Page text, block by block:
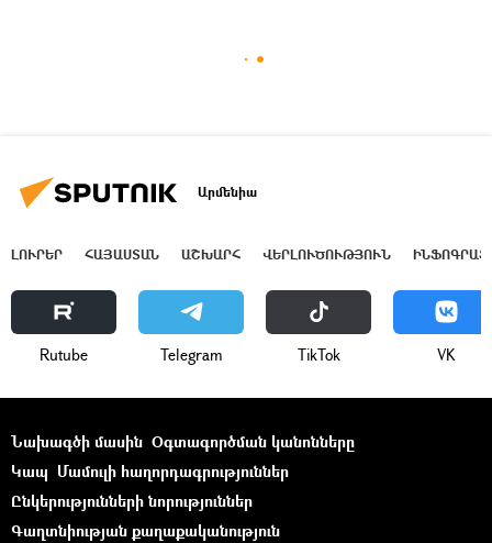
Արմենիա
ԼՈՒՐԵՐ ՀԱՅԱՍՏԱՆ ԱՇԽԱՐՀ ՎԵՐԼՈՒԾՈՒԹՅՈՒՆ
Rutube Telegram ТikТоk VK
Նախագծի մասին Օգտագործման կանոնները
Կապ Մամուլի հաղորդագրություններ
Ընկերությունների նորություններ
Գաղտնիության քաղաքականություն